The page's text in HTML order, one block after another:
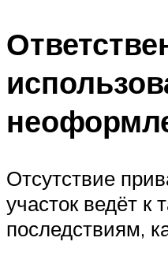
Отсутствие
участок ведёт к
последствиям,